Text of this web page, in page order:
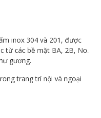
inox 304 và 201, được
từ các bề mặt BA, 2B, No.
gương.
trang trí nội và ngoại